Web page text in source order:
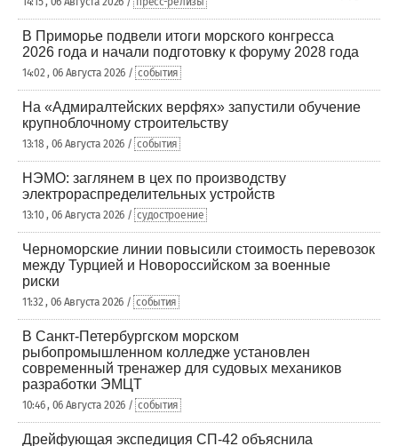
В Приморье подвели итоги морского конгресса
2026 года и начали подготовку к форуму 2028 года
14:02 , 06 Августа 2026 / события
На «Адмиралтейских верфях» запустили обучение
крупноблочному строительству
13:18 , 06 Августа 2026 / события
НЭМО: заглянем в цех по производству
электрораспределительных устройств
13:10 , 06 Августа 2026 / судостроение
Черноморские линии повысили стоимость перевозок
между Турцией и Новороссийском за военные
риски
11:32 , 06 Августа 2026 / события
В Санкт-Петербургском морском
рыбопромышленном колледже установлен
современный тренажер для судовых механиков
разработки ЭМЦТ
10:46 , 06 Августа 2026 / события
Дрейфующая экспедиция СП-42 объяснила